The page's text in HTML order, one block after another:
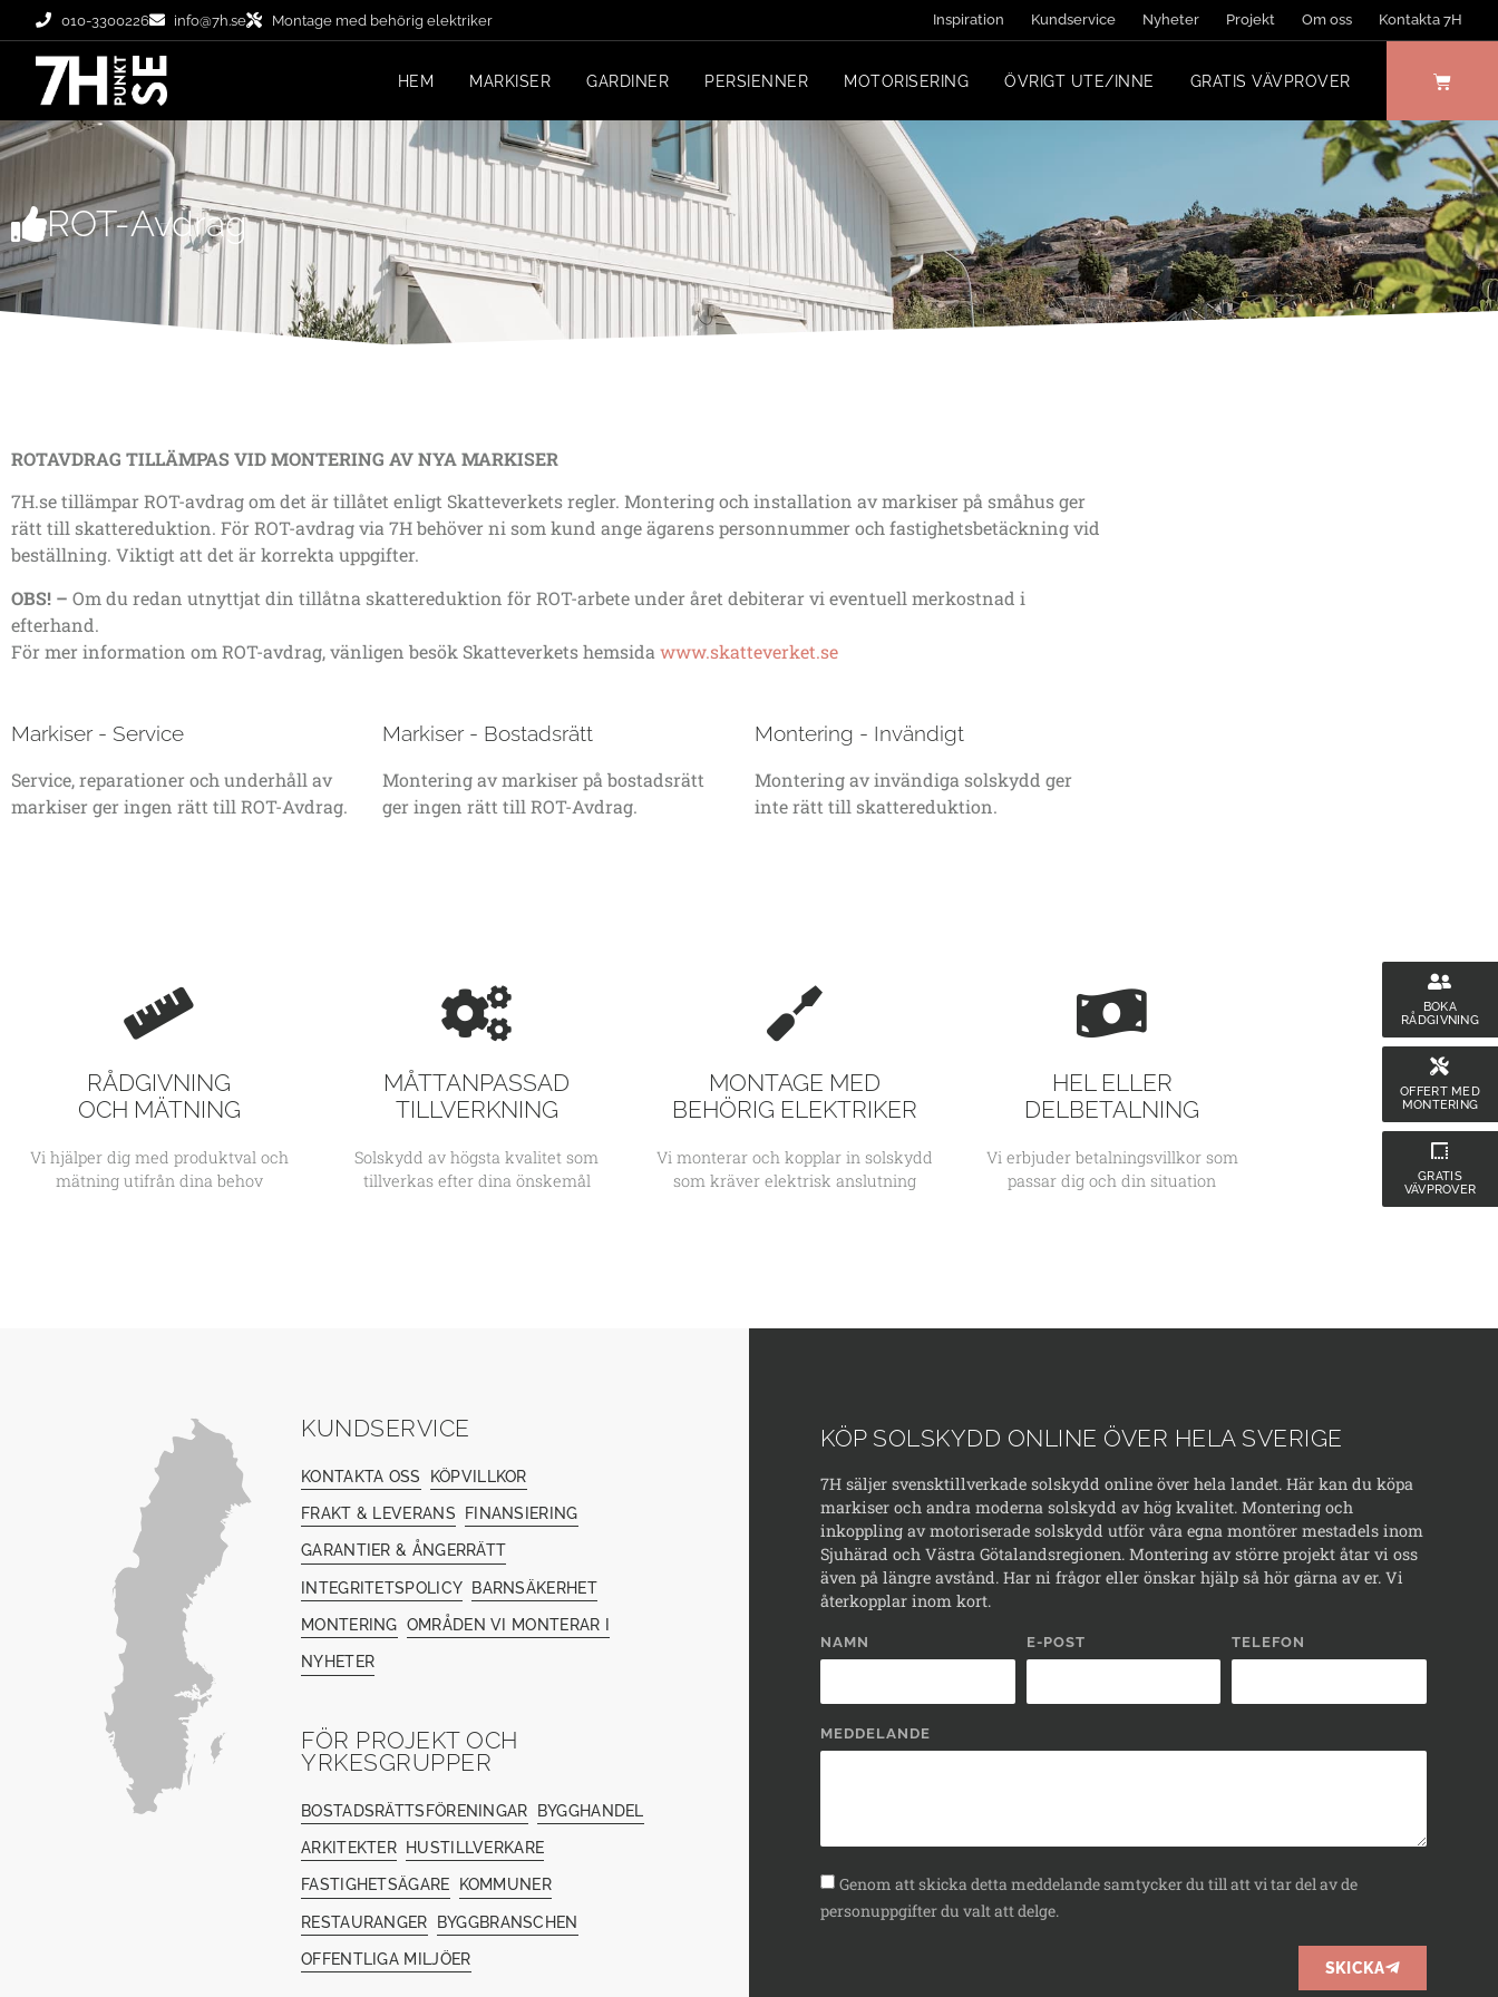
010-3300226 info@7h.se Montage med behörig elektriker Inspiration Kundservice Nyheter Projekt Om oss Kontakta 7H
HEM MARKISER GARDINER PERSIENNER MOTORISERING ÖVRIGT UTE/INNE GRATIS VÄVPROVER
ROT-Avdrag
ROTAVDRAG TILLÄMPAS VID MONTERING AV NYA MARKISER
7H.setillämpar ROT-avdrag om det är tillåtet enligt Skatteverkets regler. Montering och installation av markiser på småhus ger
rätt till skattereduktion. För ROT-avdrag via7Hbehöver ni som kund ange ägarens personnummer och fastighetsbetäckning vid
beställning. Viktigt att det är korrekta uppgifter.
OBS! – Om du redan utnyttjat din tillåtna skattereduktion för ROT-arbete under året debiterar vi eventuell merkostnad i
efterhand.
För mer information om ROT-avdrag, vänligen besök Skatteverkets hemsida www.skatteverket.se
Markiser - Service
Service, reparationer och underhåll av
markiser ger ingen rätt till ROT-Avdrag.
Markiser - Bostadsrätt
Montering av markiser på bostadsrätt
ger ingen rätt till ROT-Avdrag.
Montering - Invändigt
Montering av invändiga solskydd ger
inte rätt till skattereduktion.
RÅDGIVNING
OCH MÄTNING
Vi hjälper dig med produktval och
mätning utifrån dina behov
MÅTTANPASSAD
TILLVERKNING
Solskydd av högsta kvalitet som
tillverkas efter dina önskemål
MONTAGE MED
BEHÖRIG ELEKTRIKER
Vi monterar och kopplar in solskydd
som kräver elektrisk anslutning
HEL ELLER
DELBETALNING
Vi erbjuder betalningsvillkor som
passar dig och din situation
KUNDSERVICE
KONTAKTA OSS
KÖPVILLKOR
FRAKT & LEVERANS FINANSIERING
GARANTIER & ÅNGERRÄTT
INTEGRITETSPOLICY BARNSÄKERHET
MONTERING OMRÅDEN VI MONTERAR I
NYHETER
FÖR PROJEKT OCH
YRKESGRUPPER
BOSTADSRÄTTSFÖRENINGAR BYGGHANDEL
ARKITEKTER HUSTILLVERKARE
FASTIGHETSÄGARE KOMMUNER
RESTAURANGER BYGGBRANSCHEN
OFFENTLIGA MILJÖER
KÖP SOLSKYDD ONLINE ÖVER HELA SVERIGE
7H säljer svensktillverkade solskydd online över hela landet. Här kan du köpa
markiser och andra moderna solskydd av hög kvalitet. Montering och
inkoppling av motoriserade solskydd utför våra egna montörer mestadels inom
Sjuhärad och Västra Götalandsregionen. Montering av större projekt åtar vi oss
även på längre avstånd. Har ni frågor eller önskar hjälp så hör gärna av er. Vi
återkopplar inom kort.
NAMN E-POST TELEFON
MEDDELANDE
Genom att skicka detta meddelande samtycker du till att vi tar del av de
personuppgifter du valt att delge.
SKICKA
BOKA
RÅDGIVNING
OFFERT MED
MONTERING
GRATIS
VÄVPROVER